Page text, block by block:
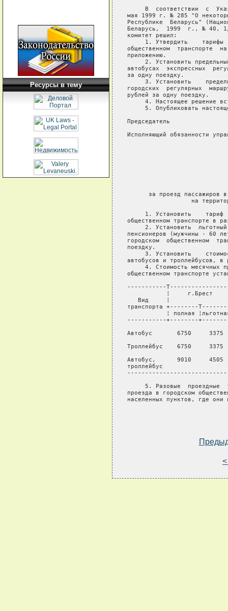
Ресурсы в тему
В  соответствии  с
мая 1999 г. № 285 "О
Республике  Беларусь"
Беларусь,  1999  г., № 40, 1/
комитет решил:
1. Утвердить    тарифы
общественном  транспорте
приложению.
2. Установить
автобусах  экспрессных
за одну поездку.
3. Установить
городских  регулярных
рублей за одну поездку.
4. Настоящее решение
5. Опубликовать
Председатель
Исполняющий обязанности
за проезд пассажиров
на
1. Установить    тариф
общественном транспорте в
2. Установить
пенсионеров (мужчины - 60
городском  общественном
поездку.
3. Установить
автобусов и троллейбусов,
4. Стоимость месячных
общественном транспорте
-----------
¦     г.Брест
Вид     ¦
транспорта +--------
¦ полная
-----------+--------
Автобус       6750
Троллейбус    6750
Автобус,      9010
троллейбус
5. Разовые  проездные
проезда в городском
населенных пунктов, где